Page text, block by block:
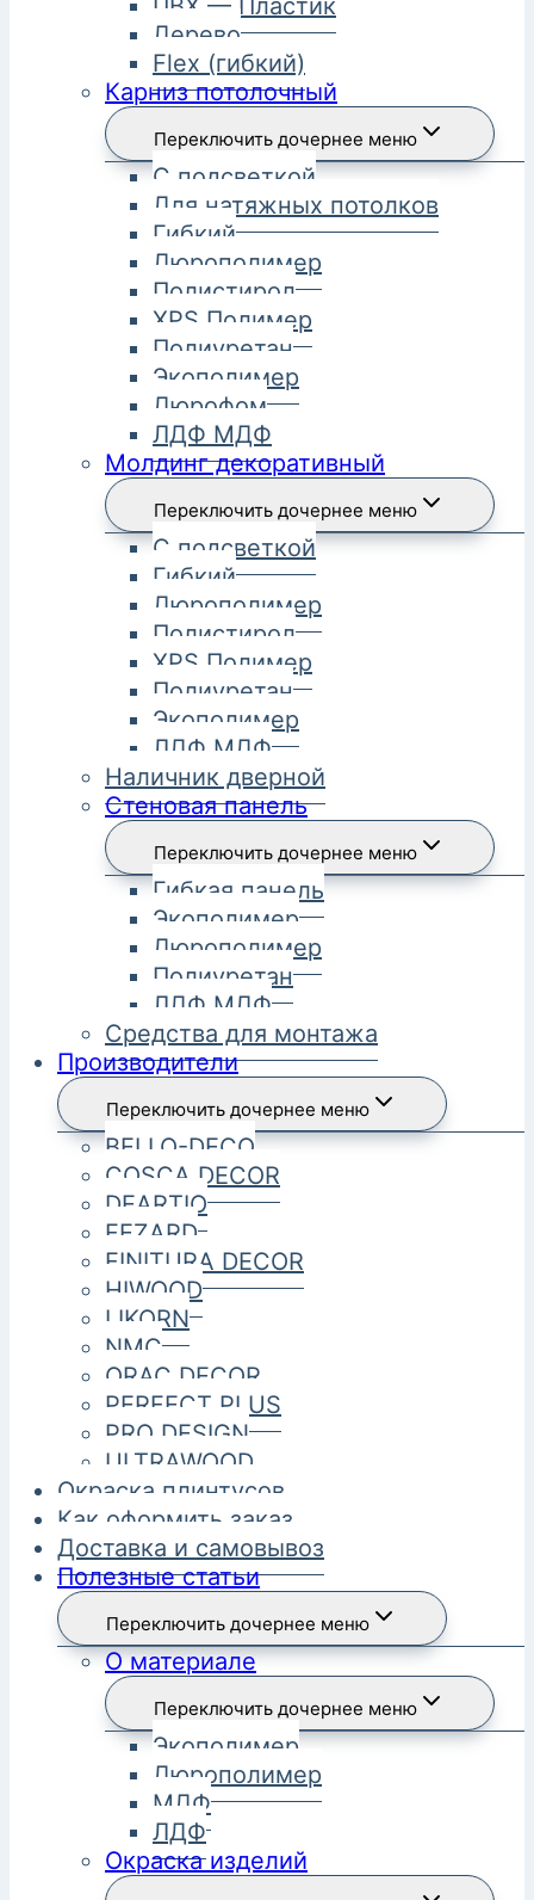
ПВХ — Пластик
Дерево
Flex (гибкий)
Карниз потолочный
Переключить дочернее меню
С подсветкой
Для натяжных потолков
Гибкий
Дюрополимер
Полистирол
XPS Полимер
Полиуретан
Экополимер
Дюрофом
ЛДФ МДФ
Молдинг декоративный
Переключить дочернее меню
С подсветкой
Гибкий
Дюрополимер
Полистирол
XPS Полимер
Полиуретан
Экополимер
ЛДФ МДФ
Наличник дверной
Стеновая панель
Переключить дочернее меню
Гибкая панель
Экополимер
Дюрополимер
Полиуретан
ЛДФ МДФ
Средства для монтажа
Производители
Переключить дочернее меню
BELLO-DECO
COSCA DECOR
DEARTIO
FEZARD
FINITURA DECOR
HIWOOD
LIKORN
NMC
ORAC DECOR
PERFECT PLUS
PRO DESIGN
ULTRAWOOD
Окраска плинтусов
Как оформить заказ
Доставка и самовывоз
Полезные статьи
Переключить дочернее меню
О материале
Переключить дочернее меню
Экополимер
Дюрополимер
МДФ
ЛДФ
Окраска изделий